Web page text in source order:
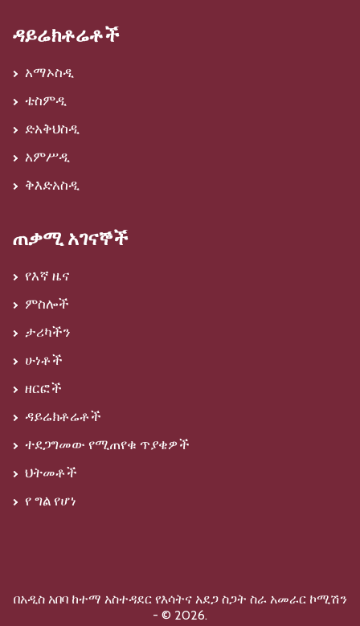
ዳይሬክቶሬቶች
አማኦስዲ
ቴስምዲ
ድአቅህስዲ
አምሥዲ
ቅእድአስዲ
ጠቃሚ አገናኞች
የእኛ ዜና
ምስሎች
ታሪካችን
ሁነቶች
ዘርፎች
ዳይሬክቶሬቶች
ተደጋግመው የሚጠየቁ ጥያቄዎች
ህትመቶች
የ ግል የሆነ
በአዲስ አበባ ከተማ አስተዳደር የእሳትና አደጋ ስጋት ስራ አመራር ኮሚሽን
- © 2026.